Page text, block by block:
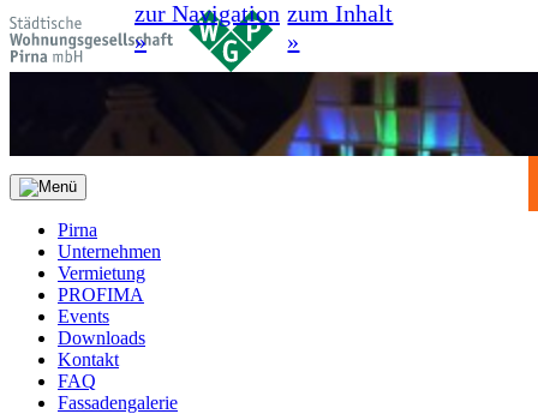
zur Navigation
»
zum Inhalt
»
Pirna
Unternehmen
Vermietung
PROFIMA
Events
Downloads
Kontakt
FAQ
Fassadengalerie